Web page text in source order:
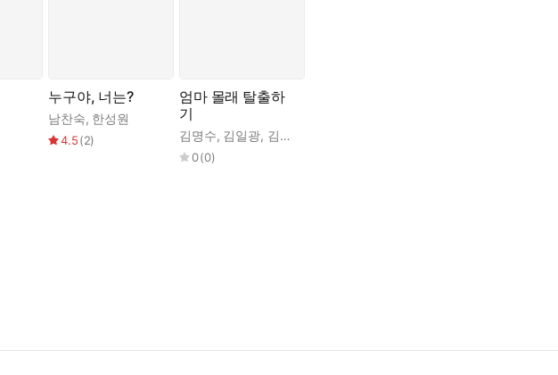
오기를 바라는 마음
것을 계기로 식구들은 조금씩 변화를 맞기 시작한다. 엄마는 자신의 어릴 적 상처를 돌아보
.’
누구야, 너는?
남찬숙, 한성원
4.5(2)
엄마 몰래 탈출하
기
김명수, 김일광, 김옥
0(0)